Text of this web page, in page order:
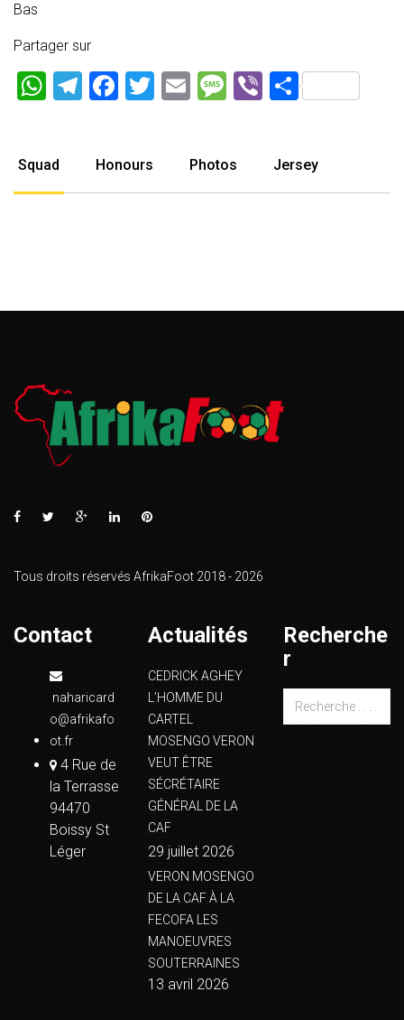
Bas
Partager sur
WhatsApp
Telegram
Facebook
Twitter
EmailMessage
Viber
Squad Honours Photos Jersey
Tous droits réservés AfrikaFoot 2018 - 2026
Contact
naharicard
o@afrikafo
ot.fr
4 Rue de
la Terrasse
94470
Boissy St
Léger
Actualités
CEDRICK AGHEY
L’HOMME DU
CARTEL
MOSENGO VERON
VEUT ÊTRE
SÉCRÉTAIRE
GÉNÉRAL DE LA
CAF
29 juillet 2026
VERON MOSENGO
DE LA CAF À LA
FECOFA LES
MANOEUVRES
SOUTERRAINES
13 avril 2026
Recherche
r